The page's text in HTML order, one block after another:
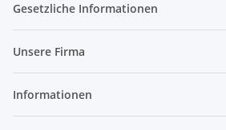
Gesetzliche Informationen
Unsere Firma
Informationen